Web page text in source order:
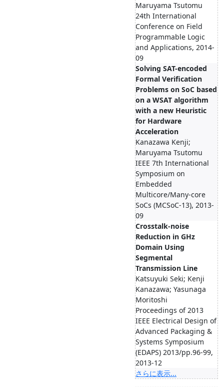
Maruyama Tsutomu
24th International
Conference on Field
Programmable Logic
and Applications, 2014-
09
Solving SAT-encoded
Formal Verification
Problems on SoC based
on a WSAT algorithm
with a new Heuristic
for Hardware
Acceleration
Kanazawa Kenji;
Maruyama Tsutomu
IEEE 7th International
Symposium on
Embedded
Multicore/Many-core
SoCs (MCSoC-13), 2013-
09
Crosstalk-noise
Reduction in GHz
Domain Using
Segmental
Transmission Line
Katsuyuki Seki; Kenji
Kanazawa; Yasunaga
Moritoshi
Proceedings of 2013
IEEE Electrical Design of
Advanced Packaging &
Systems Symposium
(EDAPS) 2013/pp.96-99,
2013-12
さらに表示...